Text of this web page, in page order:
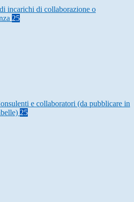
incarichi di collaborazione o
25
e collaboratori (da pubblicare in
25